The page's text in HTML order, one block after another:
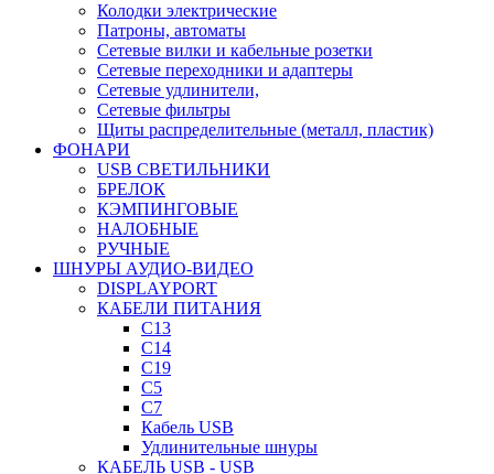
Колодки электрические
Патроны, автоматы
Сетевые вилки и кабельные розетки
Сетевые переходники и адаптеры
Сетевые удлинители,
Сетевые фильтры
Щиты распределительные (металл, пластик)
ФОНАРИ
USB СВЕТИЛЬНИКИ
БРЕЛОК
КЭМПИНГОВЫЕ
НАЛОБНЫЕ
РУЧНЫЕ
ШНУРЫ АУДИО-ВИДЕО
DISPLAYPORT
КАБЕЛИ ПИТАНИЯ
C13
C14
C19
C5
C7
Кабель USB
Удлинительные шнуры
КАБЕЛЬ USB - USB